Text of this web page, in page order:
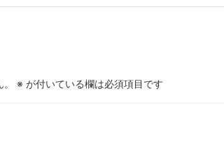
※ が付いている欄は必須項目です